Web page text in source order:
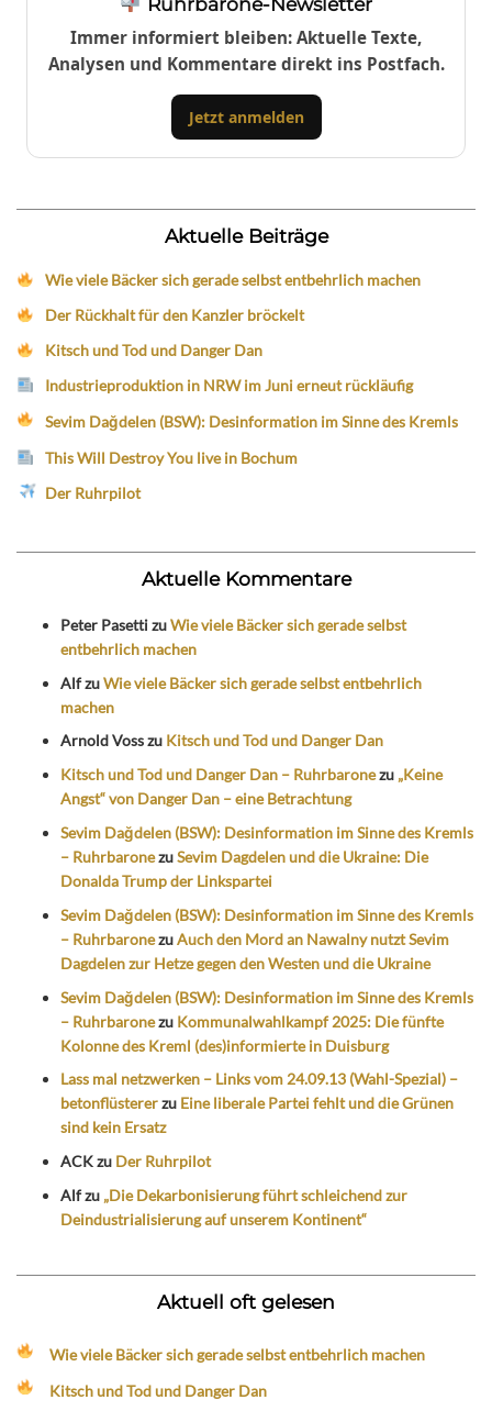
Immer informiert bleiben: Aktuelle Texte,
Analysen und Kommentare direkt ins Postfach.
Jetzt anmelden
Aktuelle Beiträge
Wie viele Bäcker sich gerade selbst entbehrlich machen
Der Rückhalt für den Kanzler bröckelt
Kitsch und Tod und Danger Dan
Industrieproduktion in NRW im Juni erneut rückläufig
Sevim Dağdelen (BSW): Desinformation im Sinne des Kremls
This Will Destroy You live in Bochum
Der Ruhrpilot
Aktuelle Kommentare
Peter PasettizuWie viele Bäcker sich gerade selbst
entbehrlich machen
AlfzuWie viele Bäcker sich gerade selbst entbehrlich
machen
Arnold Vosszu Kitsch und Tod und Danger Dan
Kitsch und Tod und Danger Dan – Ruhrbaronezu „Keine
Angst“ von Danger Dan – eine Betrachtung
Sevim Dağdelen (BSW): Desinformation im Sinne des Kremls
– RuhrbaronezuSevim Dagdelen und die Ukraine: Die
Donalda Trump der Linkspartei
Sevim Dağdelen (BSW): Desinformation im Sinne des Kremls
– RuhrbaronezuAuch den Mord an Nawalny nutzt Sevim
Dagdelen zur Hetze gegen den Westen und die Ukraine
Sevim Dağdelen (BSW): Desinformation im Sinne des Kremls
– Ruhrbaronezu Kommunalwahlkampf 2025: Die fünfte
Kolonne des Kreml (des)informierte in Duisburg
Lass mal netzwerken – Links vom 24.09.13 (Wahl-Spezial) –
betonflüstererzu Eine liberale Partei fehlt und die Grünen
sind kein Ersatz
ACKzu Der Ruhrpilot
Alfzu „Die Dekarbonisierung führt schleichend zur
Deindustrialisierung auf unserem Kontinent“
Aktuell oft gelesen
Wie viele Bäcker sich gerade selbst entbehrlich machen
Kitsch und Tod und Danger Dan